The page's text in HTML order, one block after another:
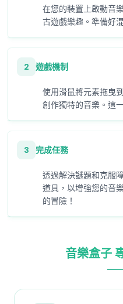
在您的裝置上啟動音
古遊戲樂趣。準備好
2 遊戲機制
使用滑鼠將元素拖曳
創作獨特的音樂。這
3 完成任務
透過解決謎題和克服
道具，以增強您的音
的冒險！
音樂盒子